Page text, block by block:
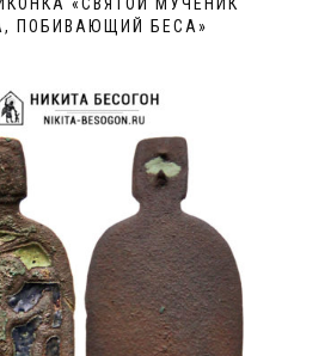
ПОБИВАЮЩИЙ БЕСА»